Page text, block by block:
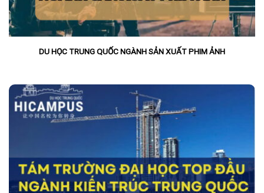
DU HỌC TRUNG QUỐC NGÀNH SẢN XUẤT PHIM ẢNH